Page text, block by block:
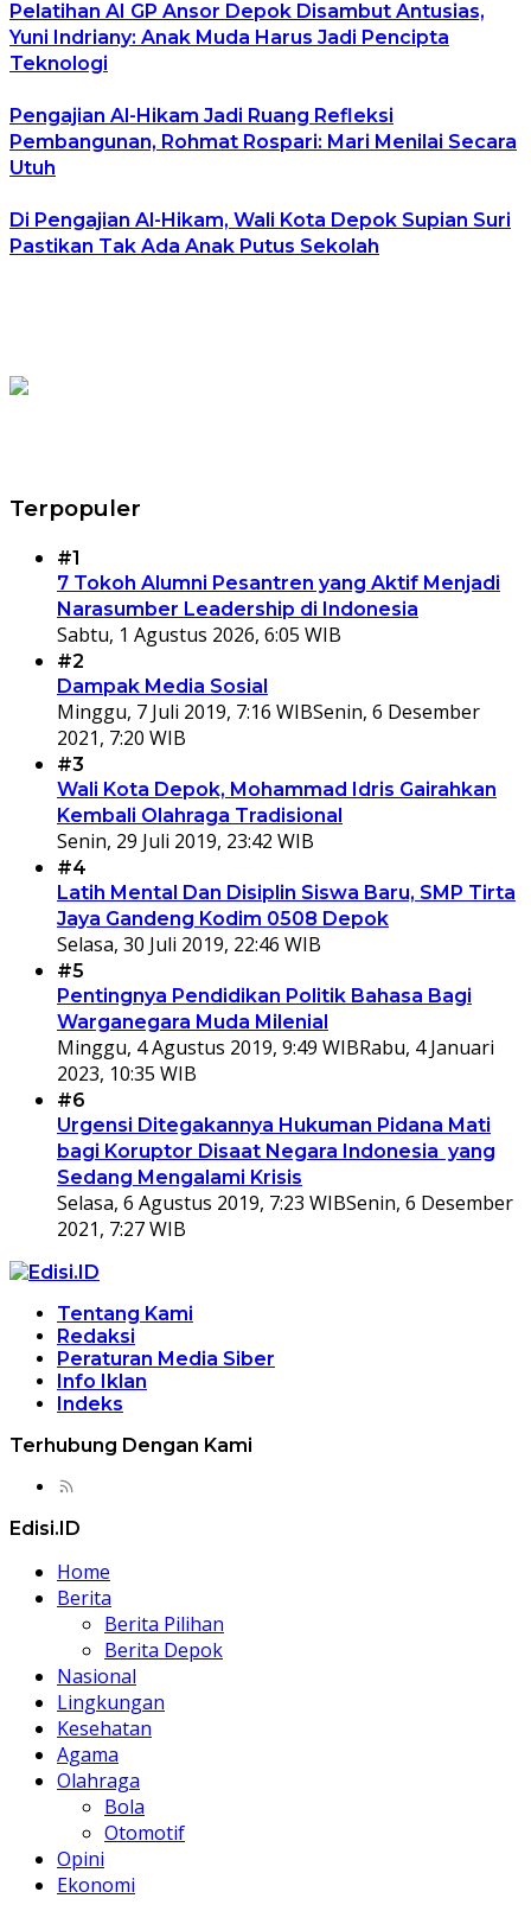
Pelatihan AI GP Ansor Depok Disambut Antusias,
Yuni Indriany: Anak Muda Harus Jadi Pencipta
Teknologi
Pengajian Al-Hikam Jadi Ruang Refleksi
Pembangunan, Rohmat Rospari: Mari Menilai Secara
Utuh
Di Pengajian Al-Hikam, Wali Kota Depok Supian Suri
Pastikan Tak Ada Anak Putus Sekolah
Terpopuler
#1
7 Tokoh Alumni Pesantren yang Aktif Menjadi
Narasumber Leadership di Indonesia
Sabtu, 1 Agustus 2026, 6:05 WIB
#2
Dampak Media Sosial
Minggu, 7 Juli 2019, 7:16 WIBSenin, 6 Desember
2021, 7:20 WIB
#3
Wali Kota Depok, Mohammad Idris Gairahkan
Kembali Olahraga Tradisional
Senin, 29 Juli 2019, 23:42 WIB
#4
Latih Mental Dan Disiplin Siswa Baru, SMP Tirta
Jaya Gandeng Kodim 0508 Depok
Selasa, 30 Juli 2019, 22:46 WIB
#5
Pentingnya Pendidikan Politik Bahasa Bagi
Warganegara Muda Milenial
Minggu, 4 Agustus 2019, 9:49 WIBRabu, 4 Januari
2023, 10:35 WIB
#6
Urgensi Ditegakannya Hukuman Pidana Mati
bagi Koruptor Disaat Negara Indonesia yang
Sedang Mengalami Krisis
Selasa, 6 Agustus 2019, 7:23 WIBSenin, 6 Desember
2021, 7:27 WIB
Tentang Kami
Redaksi
Peraturan Media Siber
Info Iklan
Indeks
Terhubung Dengan Kami
Edisi.ID
Home
Berita
Berita Pilihan
Berita Depok
Nasional
Lingkungan
Kesehatan
Agama
Olahraga
Bola
Otomotif
Opini
Ekonomi